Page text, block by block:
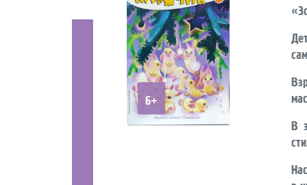
6+
В